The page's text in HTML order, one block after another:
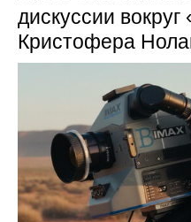
дискуссии
Кристофера